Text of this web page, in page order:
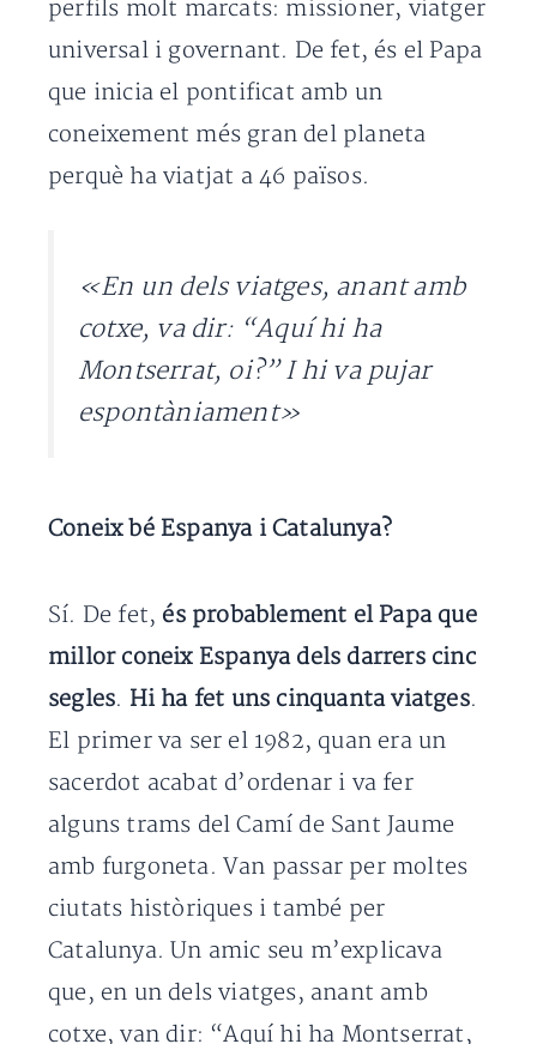
perfils molt marcats: missioner, viatger
universal i governant. De fet, és el Papa
que inicia el pontificat amb un
coneixement més gran del planeta
perquè ha viatjat a 46 països.
«En un dels viatges, anant amb
cotxe, va dir: “Aquí hi ha
Montserrat, oi?” I hi va pujar
espontàniament»
Coneix bé Espanya i Catalunya?
Sí. De fet, és probablement el Papa que
millor coneix Espanya dels darrers cinc
segles. Hi ha fet uns cinquanta viatges.
El primer va ser el 1982, quan era un
sacerdot acabat d’ordenar i va fer
alguns trams del Camí de Sant Jaume
amb furgoneta. Van passar per moltes
ciutats històriques i també per
Catalunya. Un amic seu m’explicava
que, en un dels viatges, anant amb
cotxe, van dir: “Aquí hi ha Montserrat,